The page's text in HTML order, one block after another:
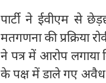
पार्टी ने ईवीएम से
मतगणना की प्रक्रिया
ने पत्र में आरोप लगाया
के पक्ष में डाले गए अवैध